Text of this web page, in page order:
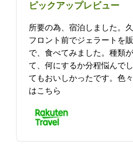
ピックアップレビュー
所要の為、宿泊しました。
フロント前でジェラートを
で、食べてみました。種類が
て、何にするか1分程悩んで
てもおいしかったです。色々食… 2021-08-
はこちら